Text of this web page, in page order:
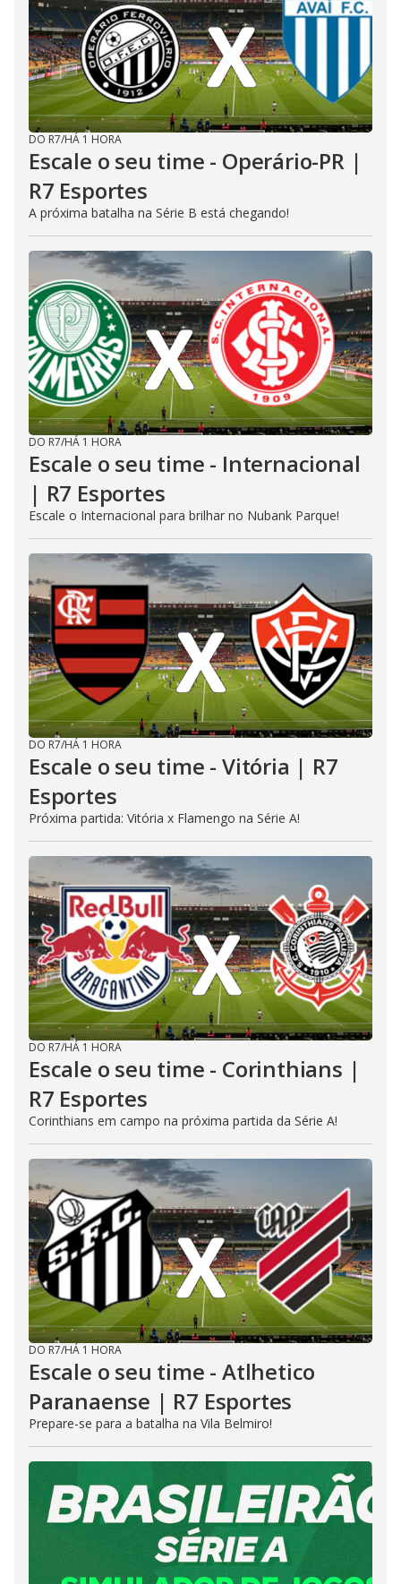
DO R7/HÁ 1 HORA
Escale o seu time - Operário-PR |
R7 Esportes
A próxima batalha na Série B está chegando!
DO R7/HÁ 1 HORA
Escale o seu time - Internacional
| R7 Esportes
Escale o Internacional para brilhar no Nubank Parque!
DO R7/HÁ 1 HORA
Escale o seu time - Vitória | R7
Esportes
Próxima partida: Vitória x Flamengo na Série A!
DO R7/HÁ 1 HORA
Escale o seu time - Corinthians |
R7 Esportes
Corinthians em campo na próxima partida da Série A!
DO R7/HÁ 1 HORA
Escale o seu time - Atlhetico
Paranaense | R7 Esportes
Prepare-se para a batalha na Vila Belmiro!